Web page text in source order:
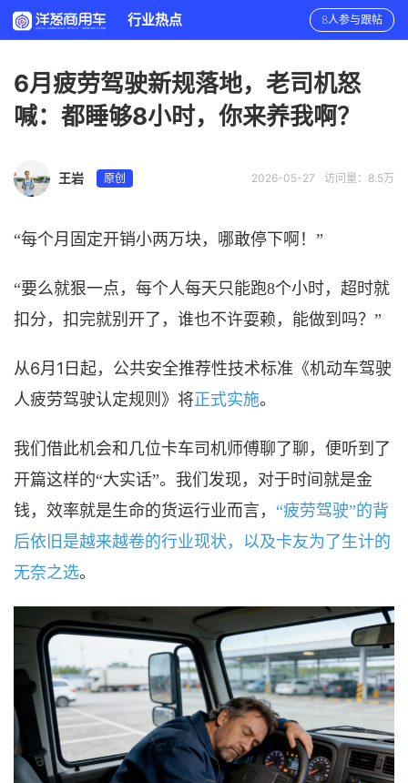
行业热点 8人参与跟帖
6月疲劳驾驶新规落地，老司机怒
喊：都睡够8小时，你来养我啊？
访问量：8.5万
2026-05-27
王岩 原创
“每个月固定开销小两万块，哪敢停下啊！ ”
“要么就狠一点，每个人每天只能跑8个小时，超时就
扣分，扣完就别开了，谁也不许耍赖，能做到吗？ ”
从6月1日起，公共安全推荐性技术标准《机动车驾驶
人疲劳驾驶认定规则》将正式实施。
我们借此机会和几位卡车司机师傅聊了聊， 便听到了
开篇这样的“大实话”。我们发现，对于时间就是金
钱，效率就是生命的货运行业而言， “疲劳驾驶”的背
后依旧是越来越卷的行业现状，以及卡友为了生计的
无奈之选。